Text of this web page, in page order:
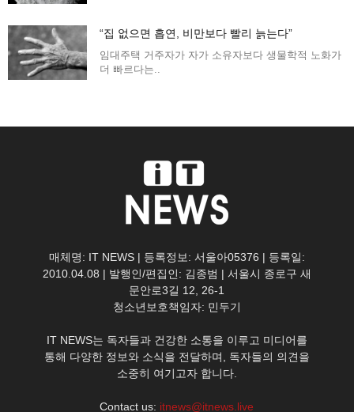
“집 없으면 흡연, 비만보다 빨리 늙는다”
임대주택 거주자가 자가 소유자보다 생물학적 노화가
더 빠르다는..
매체명: IT NEWS | 등록정보: 서울아05376 | 등록일:
2010.04.08 | 발행인/편집인: 김종범 | 서울시 종로구 새
문안로3길 12, 26-1
청소년보호책임자: 민두기
IT NEWS는 독자들과 건강한 소통을 이루고 미디어를
통해 다양한 정보와 소식을 전달하며, 독자들의 의견을
소중히 여기고자 합니다.
Contact us: itnews@itnews.live